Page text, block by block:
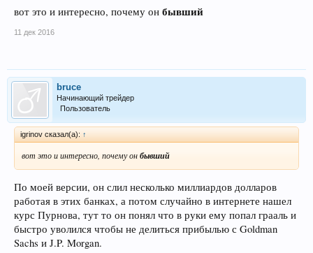
вот это и интересно, почему он бывший
11 дек 2016
bruce
Начинающий трейдер
Пользователь
igrinov сказал(а): ↑
вот это и интересно, почему онбывший
По моей версии, он слил несколько миллиардов долларов
работая в этих банках, а потом случайно в интернете нашел
курс Пурнова, тут то он понял что в руки ему попал грааль и
быстро уволился чтобы не делиться прибылью с Goldman
Sachs и J.P. Morgan.